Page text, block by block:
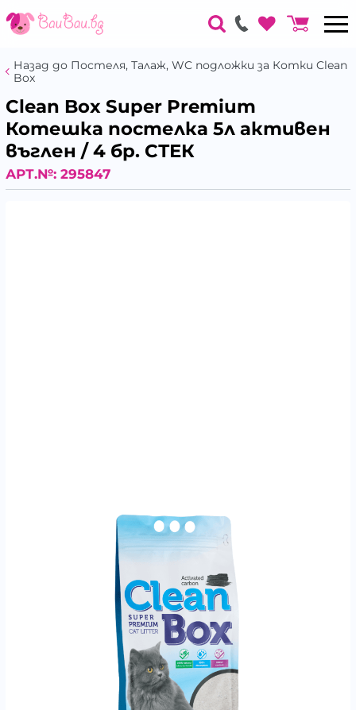
Назад до Постеля, Талаж, WC подложки за Котки Clean
Box
Clean Box Super Premium
Котешка постелка 5л активен
въглен / 4 бр. СТЕК
АРТ.№: 295847